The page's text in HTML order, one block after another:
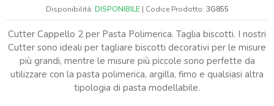
Disponibilitá: DISPONIBILE| Codice Prodotto: 3G855
Cutter Cappello 2 per Pasta Polimerica. Taglia biscotti. I nostri
Cutter sono ideali per tagliare biscotti decorativi per le misure
più grandi, mentre le misure più piccole sono perfette da
utilizzare con la pasta polimerica, argilla, fimo e qualsiasi altra
tipologia di pasta modellabile.